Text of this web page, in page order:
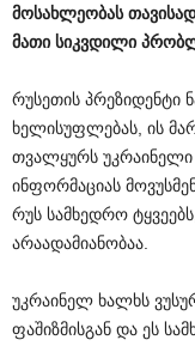
მოსახლეობას თავისად
მათი სიკვდილი
რუსეთის პრეზიდენტი
ხელისუფლებას, ის
თვალყურს უკრაინელი
ინფორმაციას
რუს სამხედრო
არაადამიანობაა.
უკრაინელ ხალხს
ფაშიზმისგან და ეს